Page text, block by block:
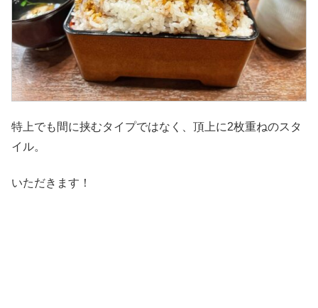
特上でも間に挟むタイプではなく、頂上に2枚重ねのスタ
イル。
いただきます！